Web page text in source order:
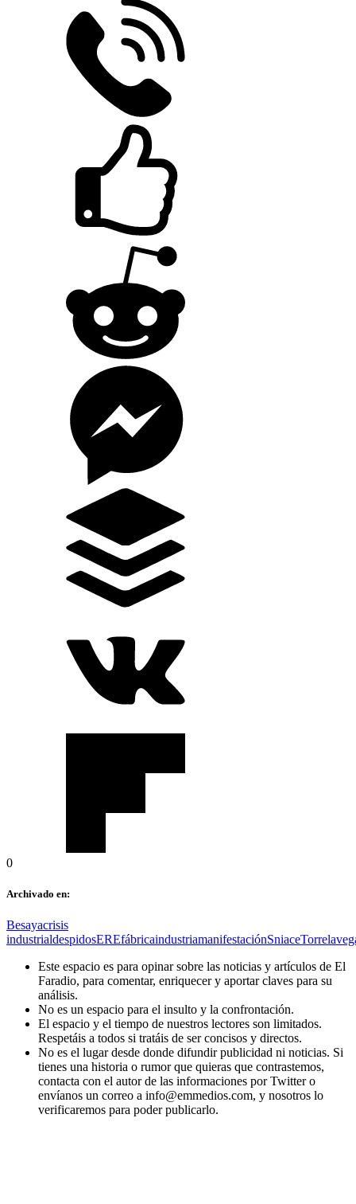
0
Archivado en:
Besayacrisis
industrialdespidosEREfábricaindustriamanifestaciónSniace
Este espacio es para opinar sobre las noticias y artículos de El
Faradio, para comentar, enriquecer y aportar claves para su
análisis.
No es un espacio para el insulto y la confrontación.
El espacio y el tiempo de nuestros lectores son limitados.
Respetáis a todos si tratáis de ser concisos y directos.
No es el lugar desde donde difundir publicidad ni noticias. Si
tienes una historia o rumor que quieras que contrastemos,
contacta con el autor de las informaciones por Twitter o
envíanos un correo a info@emmedios.com, y nosotros lo
verificaremos para poder publicarlo.